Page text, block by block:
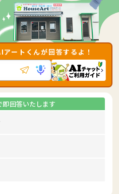
ートくんが回答するよ！